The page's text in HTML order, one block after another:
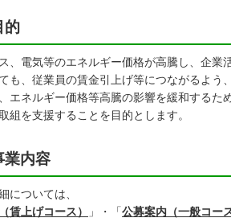
、電気等のエネルギー価格が高騰し、企業
も、従業員の賃金引上げ等につながるよう
エネルギー価格等高騰の影響を緩和するた
組を支援することを目的とします。
内容
については、
賃上げコース） 」・「公募案内（一般コース